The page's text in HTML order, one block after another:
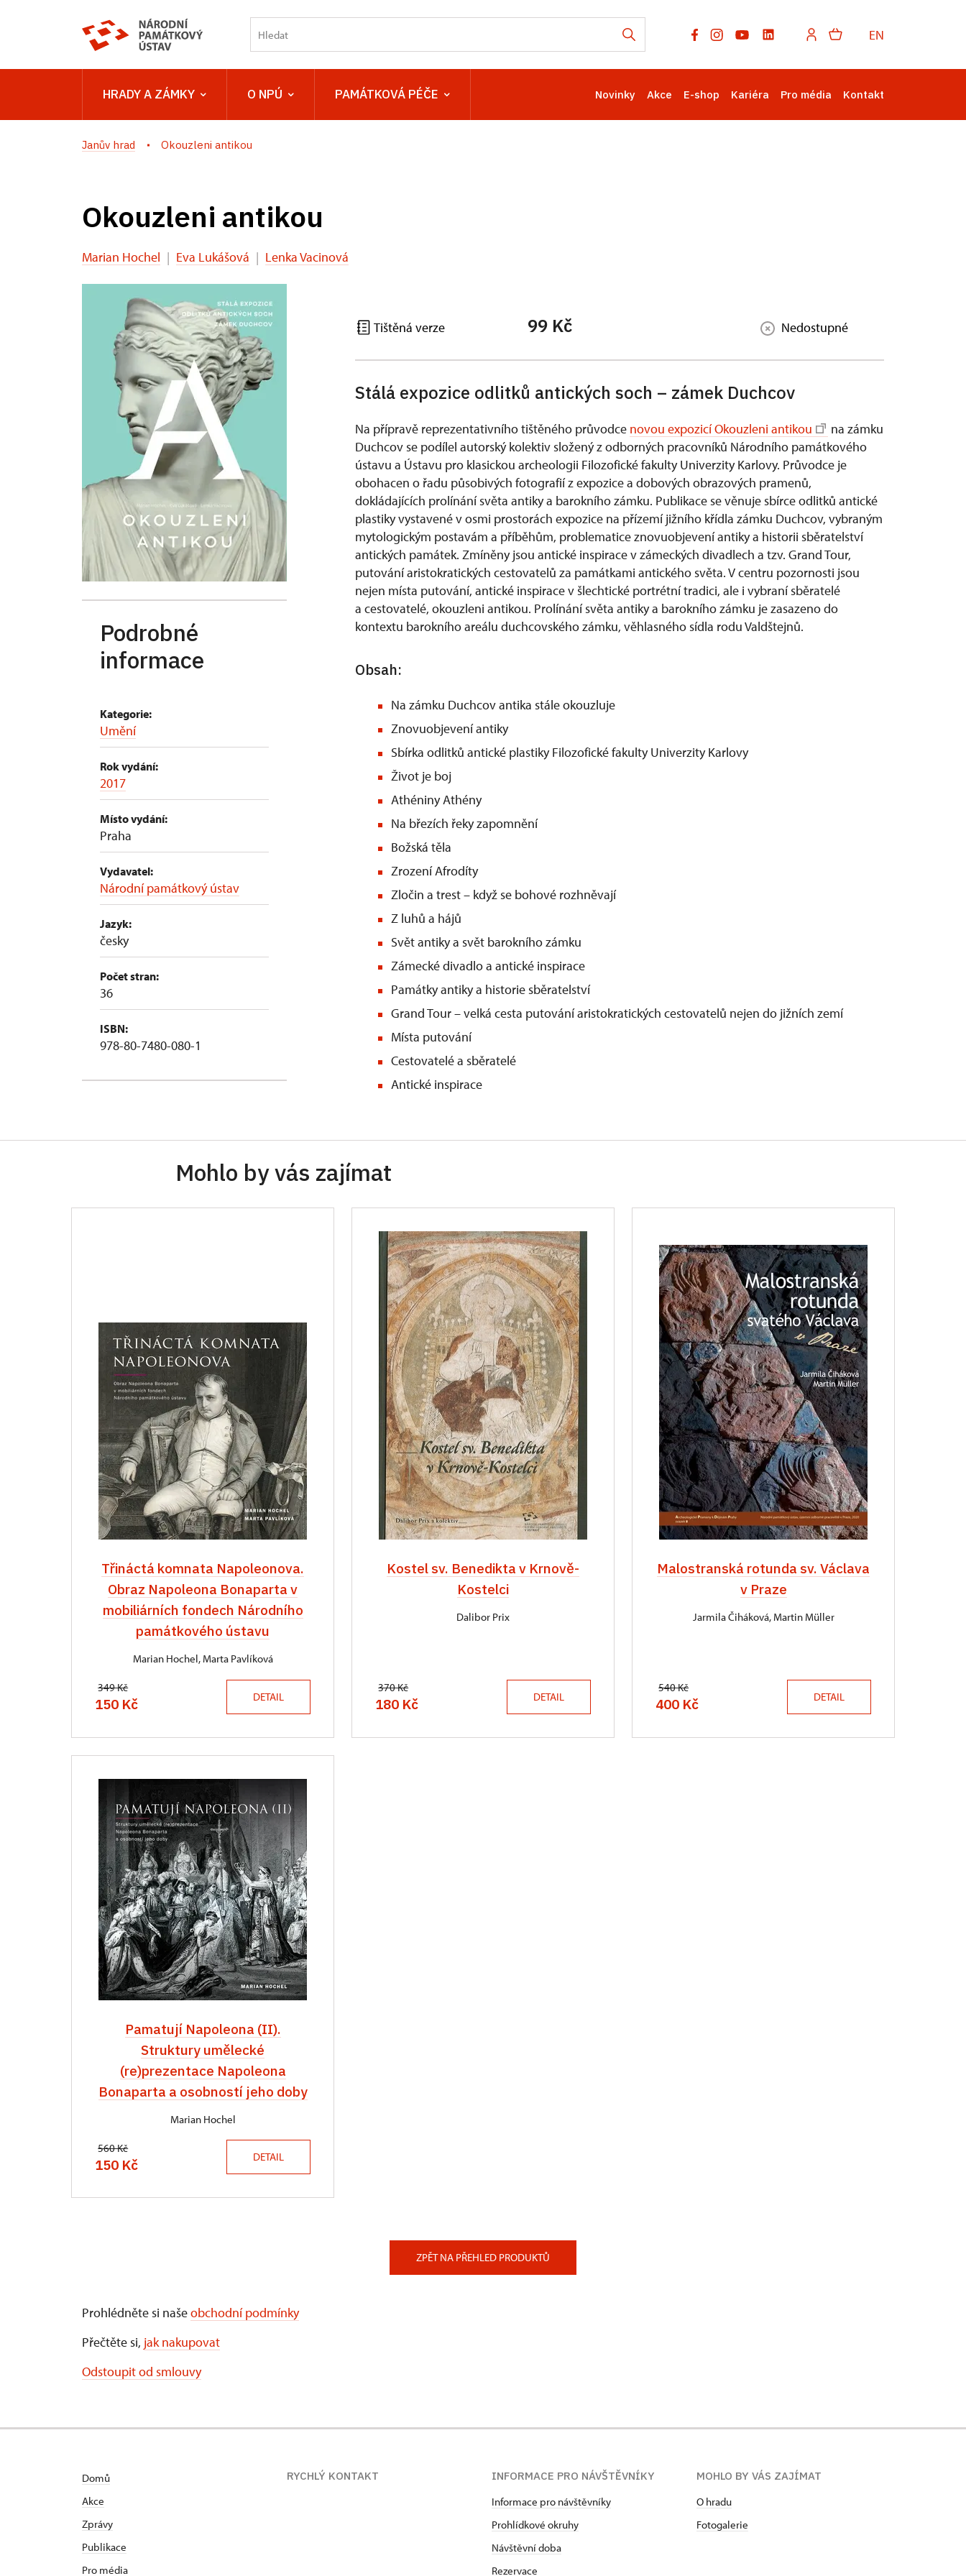
EN
HRADY A ZÁMKY O NPÚ PAMÁTKOVÁ PÉČE Novinky Akce E-shop Kariéra Pro média Kontakt
Janův hrad Okouzleni antikou
Okouzleni antikou
Marian Hochel | Eva Lukášová | Lenka Vacinová
Podrobné
informace
Kategorie:
Umění
Rok vydání:
2017
Místo vydání:
Praha
Vydavatel:
Národní památkový ústav
Jazyk:
česky
Počet stran:
36
ISBN:
978-80-7480-080-1
Tištěná verze 99 Kč Nedostupné
Stálá expozice odlitků antických soch – zámek Duchcov
Na přípravě reprezentativního tištěného průvodce novou expozicí Okouzleni antikou
na zámku
Duchcov se podílel autorský kolektiv složený z odborných pracovníků Národního památkového
ústavu a Ústavu pro klasickou archeologii Filozofické fakulty Univerzity Karlovy. Průvodce je
obohacen o řadu působivých fotografií z expozice a dobových obrazových pramenů,
dokládajících prolínání světa antiky a barokního zámku. Publikace se věnuje sbírce odlitků antické
plastiky vystavené v osmi prostorách expozice na přízemí jižního křídla zámku Duchcov, vybraným
mytologickým postavám a příběhům, problematice znovuobjevení antiky a historii sběratelství
antických památek. Zmíněny jsou antické inspirace v zámeckých divadlech a tzv. Grand Tour,
putování aristokratických cestovatelů za památkami antického světa. V centru pozornosti jsou
nejen místa putování, antické inspirace v šlechtické portrétní tradici, ale i vybraní sběratelé
a cestovatelé, okouzleni antikou. Prolínání světa antiky a barokního zámku je zasazeno do
kontextu barokního areálu duchcovského zámku, věhlasného sídla rodu Valdštejnů.
Obsah:
Na zámku Duchcov antika stále okouzluje
Znovuobjevení antiky
Sbírka odlitků antické plastiky Filozofické fakulty Univerzity Karlovy
Život je boj
Athéniny Athény
Na březích řeky zapomnění
Božská těla
Zrození Afrodíty
Zločin a trest – když se bohové rozhněvají
Z luhů a hájů
Svět antiky a svět barokního zámku
Zámecké divadlo a antické inspirace
Památky antiky a historie sběratelství
Grand Tour – velká cesta putování aristokratických cestovatelů nejen do jižních zemí
Místa putování
Cestovatelé a sběratelé
Antické inspirace
Mohlo by vás zajímat
Třináctá komnata Napoleonova.
Obraz Napoleona Bonaparta v
mobiliárních fondech Národního
památkového ústavu
Marian Hochel, Marta Pavlíková
349 Kč
150 Kč DETAIL
Kostel sv. Benedikta v Krnově-
Kostelci
Dalibor Prix
370 Kč
180 Kč DETAIL
Malostranská rotunda sv. Václava
v Praze
Jarmila Čiháková, Martin Müller
540 Kč
400 Kč DETAIL
Pamatují Napoleona (II).
Struktury umělecké
(re)prezentace Napoleona
Bonaparta a osobností jeho doby
Marian Hochel
560 Kč
150 Kč DETAIL
ZPĚT NA PŘEHLED PRODUKTŮ
Prohlédněte si našeobchodní podmínky
Přečtěte si, jak nakupovat
Odstoupit od smlouvy
Domů
Akce
Zprávy
Publikace
Pro média
RYCHLÝ KONTAKT
INFORMACE PRO NÁVŠTĚVNÍKY
Informace pro návštěvníky
Prohlídkové okruhy
Návštěvní doba
Rezervace
MOHLO BY VÁS ZAJÍMAT
O hradu
Fotogalerie